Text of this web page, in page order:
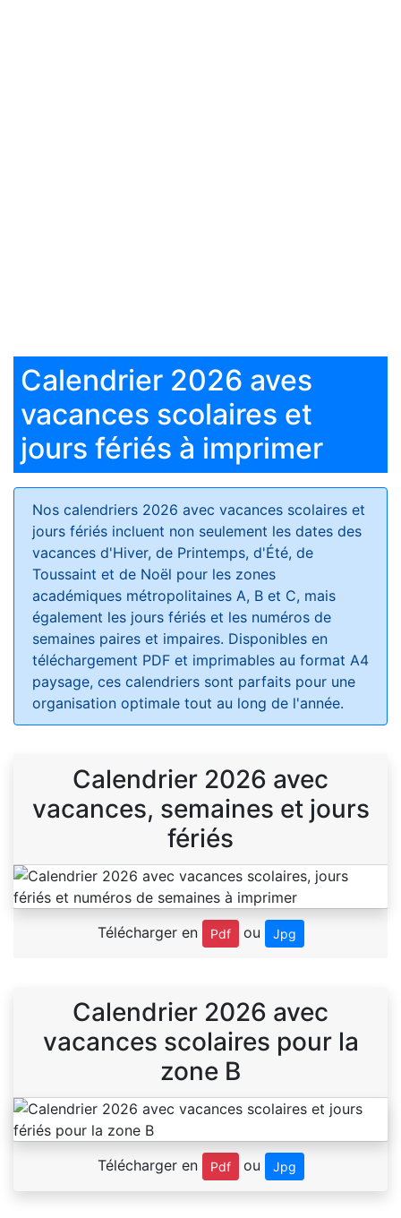
Calendrier 2026 aves
vacances scolaires et
jours fériés à imprimer
Nos calendriers 2026 avec vacances scolaires et
jours fériés incluent non seulement les dates des
vacances d'Hiver, de Printemps, d'Été, de
Toussaint et de Noël pour les zones
académiques métropolitaines A, B et C, mais
également les jours fériés et les numéros de
semaines paires et impaires. Disponibles en
téléchargement PDF et imprimables au format A4
paysage, ces calendriers sont parfaits pour une
organisation optimale tout au long de l'année.
Calendrier 2026 avec
vacances, semaines et jours
fériés
Télécharger en Pdf ou Jpg
Calendrier 2026 avec
vacances scolaires pour la
zone B
Télécharger en Pdf ou Jpg